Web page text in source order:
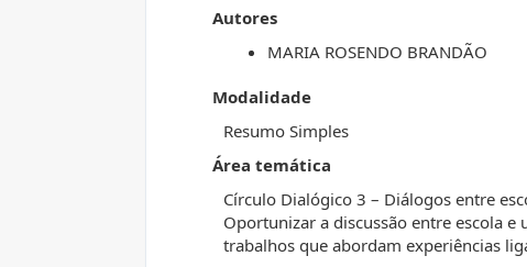
Autores
MARIA ROSENDO BRANDÃO
Modalidade
Resumo Simples
Área temática
Círculo Dialógico 3 – Diálogos entre
Oportunizar a discussão entre escola e
trabalhos que abordam experiências